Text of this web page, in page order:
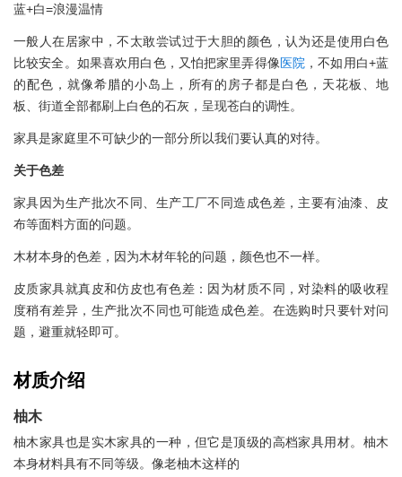
蓝+白=浪漫温情
一般人在居家中，不太敢尝试过于大胆的颜色，认为还是使用白色
比较安全。如果喜欢用白色，又怕把家里弄得像医院 ，不如用白+蓝
的配色，就像希腊的小岛上，所有的房子都是白色，天花板、地
板、街道全部都刷上白色的石灰，呈现苍白的调性。
家具是家庭里不可缺少的一部分所以我们要认真的对待。
关于色差
家具因为生产批次不同、生产工厂不同造成色差，主要有油漆、皮
布等面料方面的问题。
木材本身的色差，因为木材年轮的问题，颜色也不一样。
皮质家具就真皮和仿皮也有色差：因为材质不同，对染料的吸收程
度稍有差异，生产批次不同也可能造成色差。在选购时只要针对问
题，避重就轻即可。
材质介绍
柚木
柚木家具也是实木家具的一种，但它是顶级的高档家具用材。柚木
本身材料具有不同等级。像老柚木这样的